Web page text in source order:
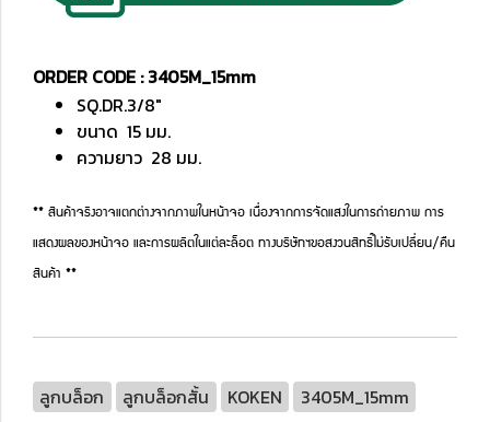
ORDER CODE : 3405M_15mm
SQ.DR.3/8"
ขนาด 15 มม.
ความยาว 28 มม.
** สินค้าจริงอาจแตกต่างจากภาพในหน้าจอ เนื่องจากการจัดแสงในการถ่ายภาพ การ
แสดงผลของหน้าจอ และการผลิตในแต่ละล็อต ทางบริษัทฯขอสงวนสิทธิ์ไม่รับเปลี่ยน/คืน
สินค้า **
ลูกบล็อก ลูกบล็อกสั้น KOKEN 3405M_15mm